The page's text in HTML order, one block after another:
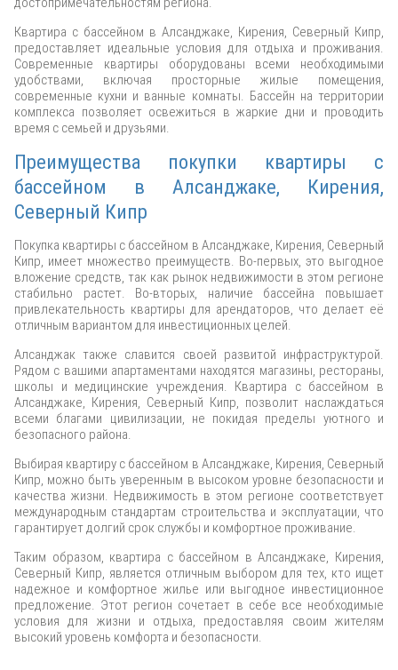
Квартира с бассейном в Алсанджаке, Кирения, Северный Кипр,
предоставляет идеальные условия для отдыха и проживания.
Современные квартиры оборудованы всеми необходимыми
удобствами, включая просторные жилые помещения,
современные кухни и ванные комнаты. Бассейн на территории
комплекса позволяет освежиться в жаркие дни и проводить
время с семьей и друзьями.
Преимущества покупки квартиры с
бассейном в Алсанджаке, Кирения,
Северный Кипр
Покупка квартиры с бассейном в Алсанджаке, Кирения, Северный
Кипр, имеет множество преимуществ. Во-первых, это выгодное
вложение средств, так как рынок недвижимости в этом регионе
стабильно растет. Во-вторых, наличие бассейна повышает
привлекательность квартиры для арендаторов, что делает её
отличным вариантом для инвестиционных целей.
Алсанджак также славится своей развитой инфраструктурой.
Рядом с вашими апартаментами находятся магазины, рестораны,
школы и медицинские учреждения. Квартира с бассейном в
Алсанджаке, Кирения, Северный Кипр, позволит наслаждаться
всеми благами цивилизации, не покидая пределы уютного и
безопасного района.
Выбирая квартиру с бассейном в Алсанджаке, Кирения, Северный
Кипр, можно быть уверенным в высоком уровне безопасности и
качества жизни. Недвижимость в этом регионе соответствует
международным стандартам строительства и эксплуатации, что
гарантирует долгий срок службы и комфортное проживание.
Таким образом, квартира с бассейном в Алсанджаке, Кирения,
Северный Кипр, является отличным выбором для тех, кто ищет
надежное и комфортное жилье или выгодное инвестиционное
предложение. Этот регион сочетает в себе все необходимые
условия для жизни и отдыха, предоставляя своим жителям
высокий уровень комфорта и безопасности.